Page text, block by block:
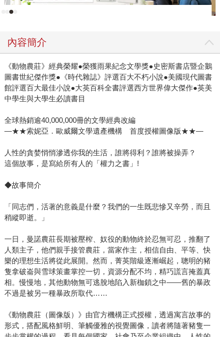
內容簡介
《動物農莊》經典榮耀●榮獲雨果紀念文學獎●史密斯書店暨企鵝
圖書世紀傑作獎●《時代雜誌》評選百大不朽小說●美國現代圖書
館評選百大最佳小說●大英百科全書評選西方世界偉大傑作●英美
中學生與大學生必讀書目
全球熱銷逾40,000,000冊的文學經典改編
—★★索妮亞．歐威爾文學遺產機構 首度授權圖像版★★—
人性的貪婪悄悄滲透你我的生活，誰將得利？誰將被操弄？
這個故事，是寫給所有人的「權力之書」!
◆故事簡介
「同志們，活著的意義是什麼？我們的一生既悲慘又辛勞，而且
稍縱即逝。」
一日，曼諾農莊長期被壓榨、奴役的動物終於忍無可忍，推翻了
人類主子，他們親手接管農莊，當家作主，相信自由、平等、快
樂的理想生活將從此展開。然而，菁英階級逐漸崛起，聰明的豬
隻拿破崙與雪球策畫掌控一切，資源分配不均，精巧謊言掩蓋真
相。慢慢地，其他動物無可逃脫地陷入新枷鎖之中——舊的暴政
不過是被另一種暴政所取代……
《動物農莊（圖像版）》由官方機構正式授權，透過寓言故事的
形式，搭配風格鮮明、筆觸優雅的視覺圖像，讀者將隨著豬隻一